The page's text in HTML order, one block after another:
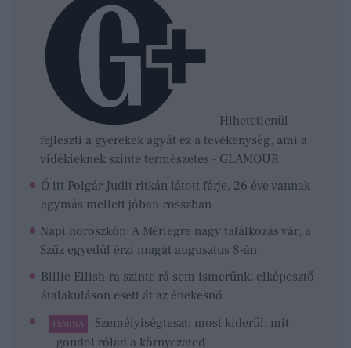
Hihetetlenül
fejleszti a gyerekek agyát ez a tevékenység, ami a
vidékieknek szinte természetes - GLAMOUR
Ő itt Polgár Judit ritkán látott férje, 26 éve vannak
egymás mellett jóban-rosszban
Napi horoszkóp: A Mérlegre nagy találkozás vár, a
Szűz egyedül érzi magát augusztus 8-án
Billie Eilish-ra szinte rá sem ismerünk, elképesztő
átalakuláson esett át az énekesnő
FEMINA
Személyiségteszt: most kiderül, mit
gondol rólad a környezeted